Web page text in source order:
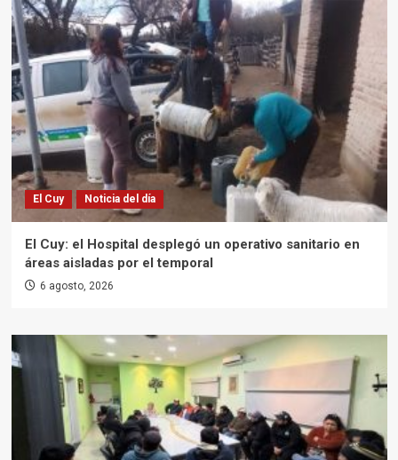
El Cuy Noticia del día
El Cuy: el Hospital desplegó un operativo sanitario en
áreas aisladas por el temporal
6 agosto, 2026